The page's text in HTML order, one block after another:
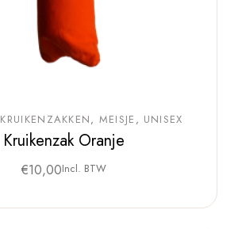
KRUIKENZAKKEN MEISJE UNISEX
Kruikenzak Oranje
€10,00Incl. BTW